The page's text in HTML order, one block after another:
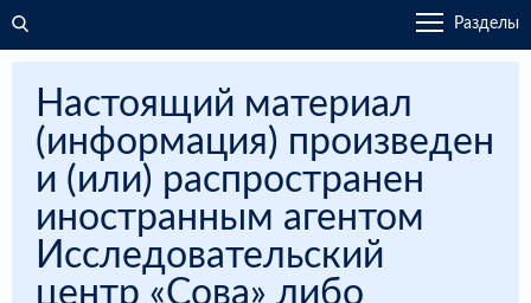
Разделы
Настоящий материал
(информация) произведен
и (или) распространен
иностранным агентом
Исследовательский
центр «Сова» либо